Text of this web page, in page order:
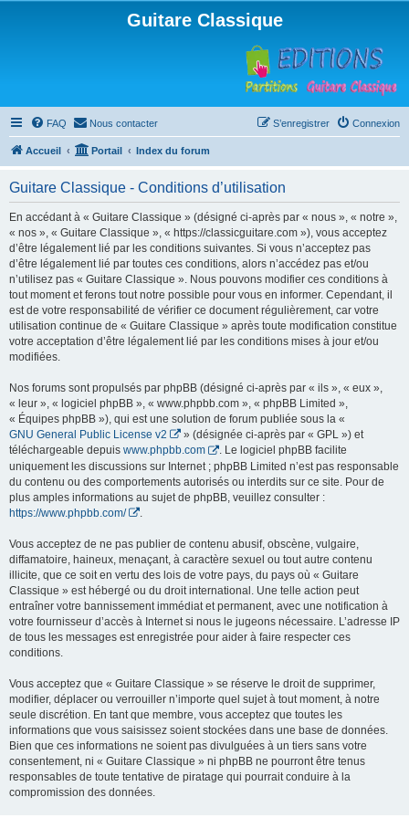
Guitare Classique
FAQ Nous contacter Connexion
S’enregistrer
Accueil Portail Index du forum
Guitare Classique - Conditions d’utilisation
En accédant à « Guitare Classique » (désigné ci-après par « nous », « notre »,
« nos », « Guitare Classique », « https://classicguitare.com »), vous acceptez
d’être légalement lié par les conditions suivantes. Si vous n’acceptez pas
d’être légalement lié par toutes ces conditions, alors n’accédez pas et/ou
n’utilisez pas « Guitare Classique ». Nous pouvons modifier ces conditions à
tout moment et ferons tout notre possible pour vous en informer. Cependant, il
est de votre responsabilité de vérifier ce document régulièrement, car votre
utilisation continue de « Guitare Classique » après toute modification constitue
votre acceptation d’être légalement lié par les conditions mises à jour et/ou
modifiées.
Nos forums sont propulsés par phpBB (désigné ci-après par « ils », « eux »,
« leur », « logiciel phpBB », « www.phpbb.com », « phpBB Limited »,
« Équipes phpBB »), qui est une solution de forum publiée sous la «
GNU General Public License v2
» (désignée ci-après par « GPL ») et
téléchargeable depuis www.phpbb.com
. Le logiciel phpBB facilite
uniquement les discussions sur Internet ; phpBB Limited n’est pas responsable
du contenu ou des comportements autorisés ou interdits sur ce site. Pour de
plus amples informations au sujet de phpBB, veuillez consulter :
https://www.phpbb.com/
Vous acceptez de ne pas publier de contenu abusif, obscène, vulgaire,
diffamatoire, haineux, menaçant, à caractère sexuel ou tout autre contenu
illicite, que ce soit en vertu des lois de votre pays, du pays où « Guitare
Classique » est hébergé ou du droit international. Une telle action peut
entraîner votre bannissement immédiat et permanent, avec une notification à
votre fournisseur d’accès à Internet si nous le jugeons nécessaire. L’adresse IP
de tous les messages est enregistrée pour aider à faire respecter ces
conditions.
Vous acceptez que « Guitare Classique » se réserve le droit de supprimer,
modifier, déplacer ou verrouiller n’importe quel sujet à tout moment, à notre
seule discrétion. En tant que membre, vous acceptez que toutes les
informations que vous saisissez soient stockées dans une base de données.
Bien que ces informations ne soient pas divulguées à un tiers sans votre
consentement, ni « Guitare Classique » ni phpBB ne pourront être tenus
responsables de toute tentative de piratage qui pourrait conduire à la
compromission des données.